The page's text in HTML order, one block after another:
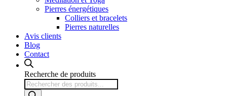
Pierres énergétiques
Colliers et bracelets
Pierres naturelles
Avis clients
Blog
Contact
Recherche de produits